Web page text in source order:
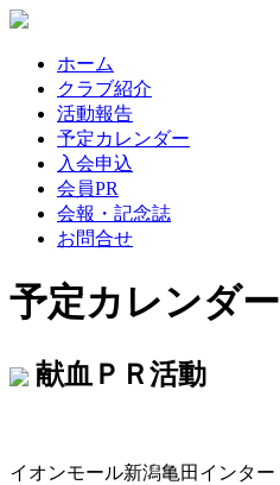
ホーム
クラブ紹介
活動報告
予定カレンダー
入会申込
会員PR
会報・記念誌
お問合せ
予定カレンダー
献血ＰＲ活動
イオンモール新潟亀田インター